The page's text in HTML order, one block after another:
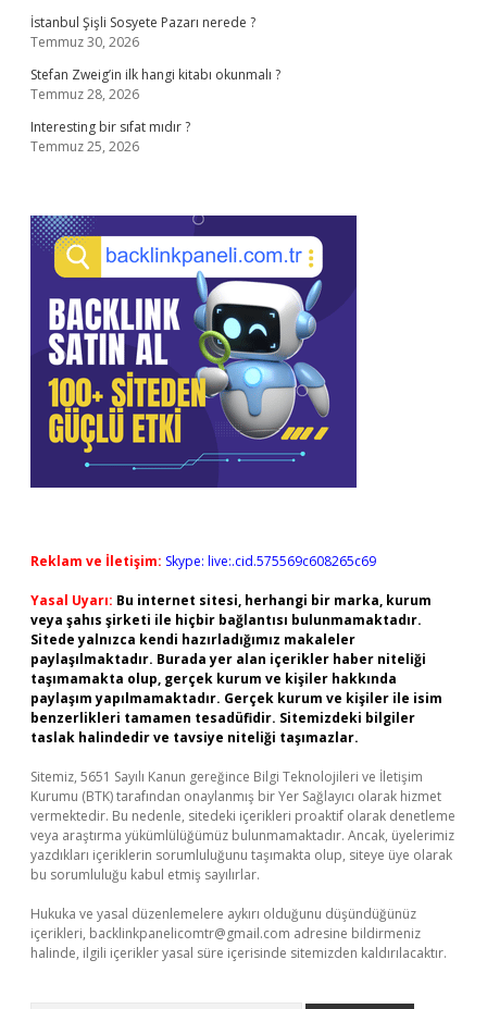
İstanbul Şişli Sosyete Pazarı nerede ?
Temmuz 30, 2026
Stefan Zweig’in ilk hangi kitabı okunmalı ?
Temmuz 28, 2026
Interesting bir sıfat mıdır ?
Temmuz 25, 2026
Reklam ve İletişim: Skype: live:.cid.575569c608265c69
Yasal Uyarı: Bu internet sitesi, herhangi bir marka, kurum
veya şahıs şirketi ile hiçbir bağlantısı bulunmamaktadır.
Sitede yalnızca kendi hazırladığımız makaleler
paylaşılmaktadır. Burada yer alan içerikler haber niteliği
taşımamakta olup, gerçek kurum ve kişiler hakkında
paylaşım yapılmamaktadır. Gerçek kurum ve kişiler ile isim
benzerlikleri tamamen tesadüfidir. Sitemizdeki bilgiler
taslak halindedir ve tavsiye niteliği taşımazlar.
Sitemiz, 5651 Sayılı Kanun gereğince Bilgi Teknolojileri ve İletişim
Kurumu (BTK) tarafından onaylanmış bir Yer Sağlayıcı olarak hizmet
vermektedir. Bu nedenle, sitedeki içerikleri proaktif olarak denetleme
veya araştırma yükümlülüğümüz bulunmamaktadır. Ancak, üyelerimiz
yazdıkları içeriklerin sorumluluğunu taşımakta olup, siteye üye olarak
bu sorumluluğu kabul etmiş sayılırlar.
Hukuka ve yasal düzenlemelere aykırı olduğunu düşündüğünüz
içerikleri, backlinkpanelicomtr@gmail.com adresine bildirmeniz
halinde, ilgili içerikler yasal süre içerisinde sitemizden kaldırılacaktır.